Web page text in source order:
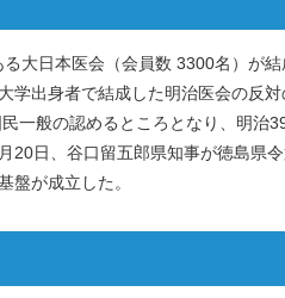
大日本医会（会員数 3300名）が
学出身者で結成した明治医会の反
一般の認めるところとなり、明治
20日、谷口留五郎県知事が徳島県
盤が成立した。